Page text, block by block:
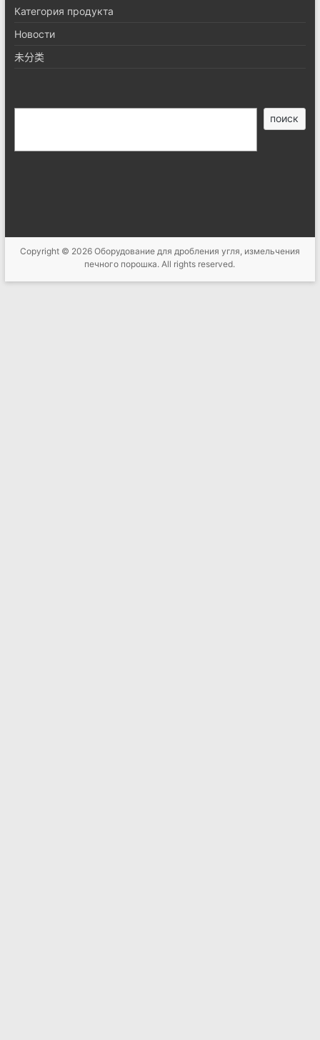
Категория продукта
Новости
未分类
поиск
Copyright © 2026 Оборудование для дробления угля, измельчения
печного порошка. All rights reserved.